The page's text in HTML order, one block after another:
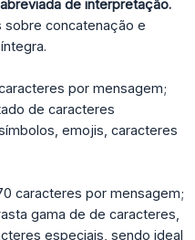
de interpretação.
sobre concatenação e
por mensagem;
de caracteres
emojis, caracteres
caracteres por mensagem;
gama de de caracteres,
especiais, sendo ideal